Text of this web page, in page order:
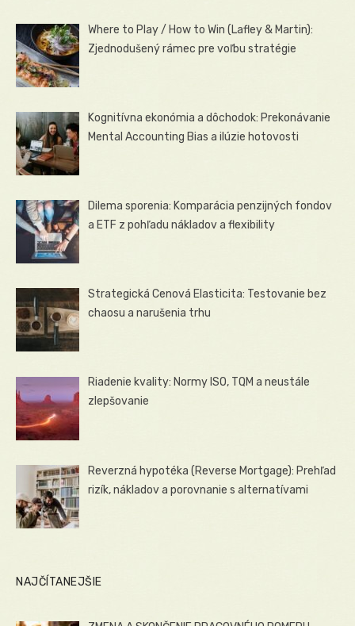
Where to Play / How to Win (Lafley & Martin):
Zjednodušený rámec pre voľbu stratégie
Kognitívna ekonómia a dôchodok: Prekonávanie
Mental Accounting Bias a ilúzie hotovosti
Dilema sporenia: Komparácia penzijných fondov
a ETF z pohľadu nákladov a flexibility
Strategická Cenová Elasticita: Testovanie bez
chaosu a narušenia trhu
Riadenie kvality: Normy ISO, TQM a neustále
zlepšovanie
Reverzná hypotéka (Reverse Mortgage): Prehľad
rizík, nákladov a porovnanie s alternatívami
NAJČÍTANEJŠIE